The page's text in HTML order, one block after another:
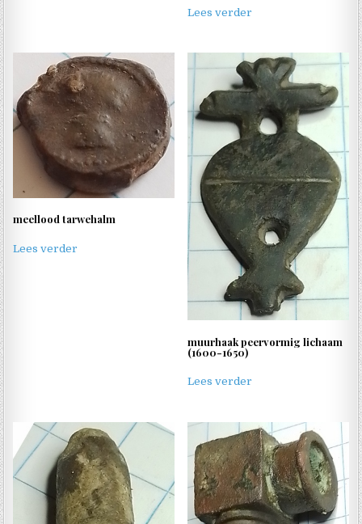
Lees verder
meellood tarwehalm
Lees verder
muurhaak peervormig lichaam
(1600-1650)
Lees verder